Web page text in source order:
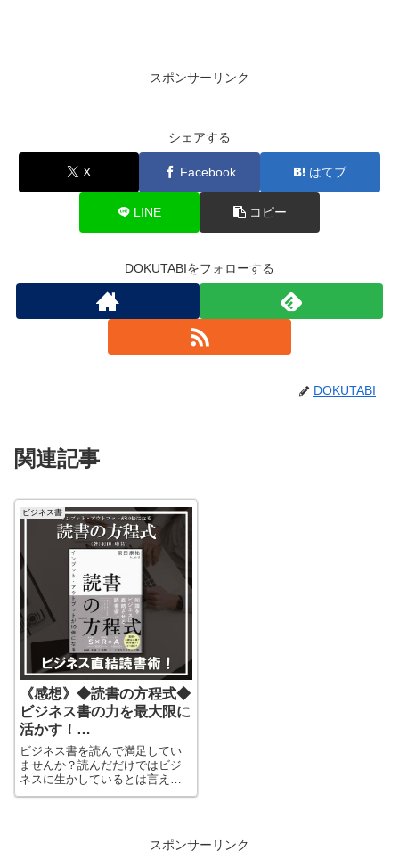
スポンサーリンク
シェアする
X Facebook はてブ
LINE コピー
DOKUTABIをフォローする
DOKUTABI
関連記事
ビジネス書
《感想》◆読書の方程式◆
ビジネス書の力を最大限に
活かす！
ビジネス書を読んで成長に
つなげる読書法が分かる！
ビジネス書を読んで満足してい
ませんか？読んだだけではビジ
ネスに生かしているとは言えま
せん。ビジネス書を読んで、自
書の学びを最大限ビジネスに活スポンサーリンク